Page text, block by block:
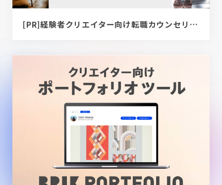
[PR]経験者クリエイター向け転職カウンセリング｜デザイナー / ディレクター / エンジニア